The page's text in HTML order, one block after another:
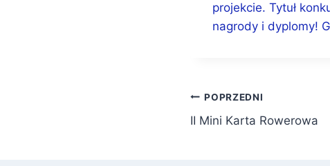
projekcie. Tytuł
nagrody i dyplomy!
Nawigacja
wpisu
POPRZEDNI
II Mini Karta Rowerowa